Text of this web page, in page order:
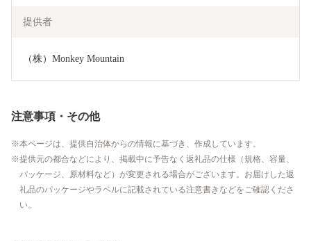
提供者
（株）Monkey Mountain
注意事項・その他
本ページは、提供自治体からの情報に基づき、作成しています。
提供元の都合などにより、掲載中に予告なく返礼品の仕様（規格、容量、
パッケージ、原材料など）が変更される場合がございます。お届けした返
礼品のパッケージやラベルに記載されている注意書きなどをご確認くださ
い。